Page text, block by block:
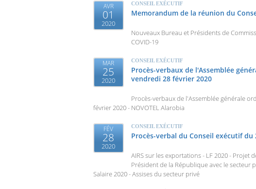
AVR
01
2020
CONSEIL EXÉCUTIF
Memorandum de la réunion du
Nouveaux Bureau et Présidents de
COVID-19
MAR
25
2020
CONSEIL EXÉCUTIF
Procès-verbaux de l'Assemblée
vendredi 28 février 2020
Procès-verbaux de l'Assemblée générale
février 2020 - NOVOTEL Alarobia
FÉV
28
2020
CONSEIL EXÉCUTIF
Procès-verbal du Conseil exécutif du
AIRS sur les exportations - LF 2020 - Projet
Président de la République avec le secteur
Salaire 2020 - Assises du secteur privé